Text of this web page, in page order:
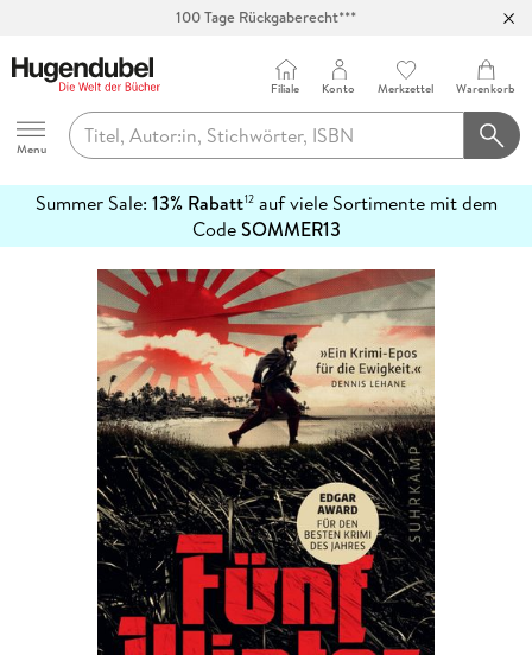
100 Tage Rückgaberecht***
Hugendubel
Menu
Filiale Konto Merkzettel Warenkorb
Summer Sale: 13% Rabatt12auf viele Sortimente mit dem
CodeSOMMER13
erfahren